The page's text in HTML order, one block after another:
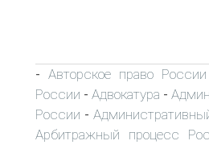
- Авторское право России
России - Адвокатура -
России -
Арбитражный процесс